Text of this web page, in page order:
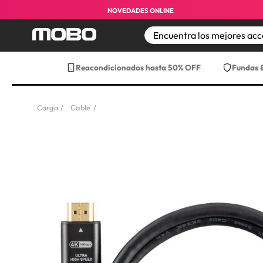
NOVEDADES ONLINE
Reacondicionados hasta 50% OFF Fundas
Carga Cable
1
iphone 17 pro max
funda iphone 17